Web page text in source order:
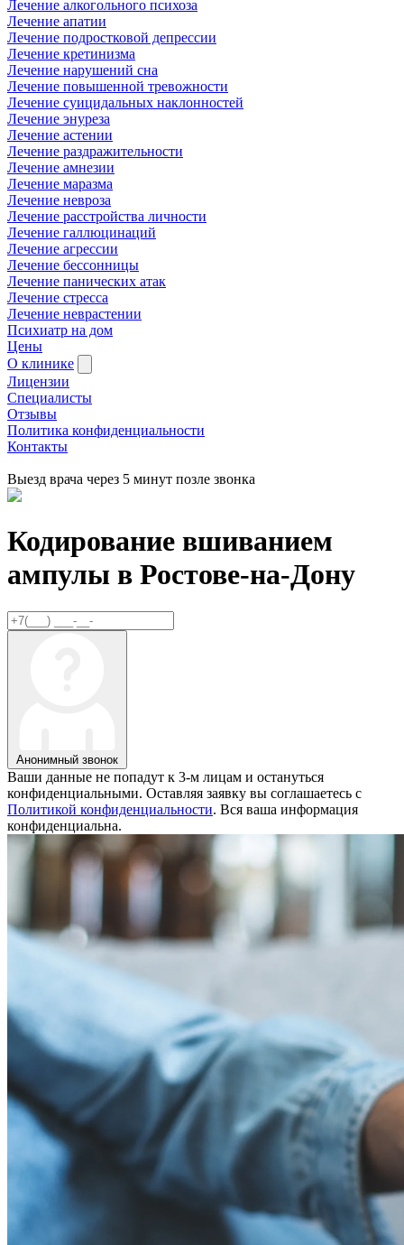
Лечение алкогольного психоза
Лечение апатии
Лечение подростковой депрессии
Лечение кретинизма
Лечение нарушений сна
Лечение повышенной тревожности
Лечение суицидальных наклонностей
Лечение энуреза
Лечение астении
Лечение раздражительности
Лечение амнезии
Лечение маразма
Лечение невроза
Лечение расстройства личности
Лечение галлюцинаций
Лечение агрессии
Лечение бессонницы
Лечение панических атак
Лечение стресса
Лечение неврастении
Психиатр на дом
Цены
О клинике
Лицензии
Специалисты
Отзывы
Политика конфиденциальности
Контакты
Выезд врача через 5 минут позле звонка
Кодирование вшиванием
ампулы в Ростове-на-Дону
Анонимный звонок
Ваши данные не попадут к 3-м лицам и остануться
конфиденциальными. Оставляя заявку вы соглашаетесь с
Политикой конфиденциальности. Вся ваша информация
конфиденциальна.